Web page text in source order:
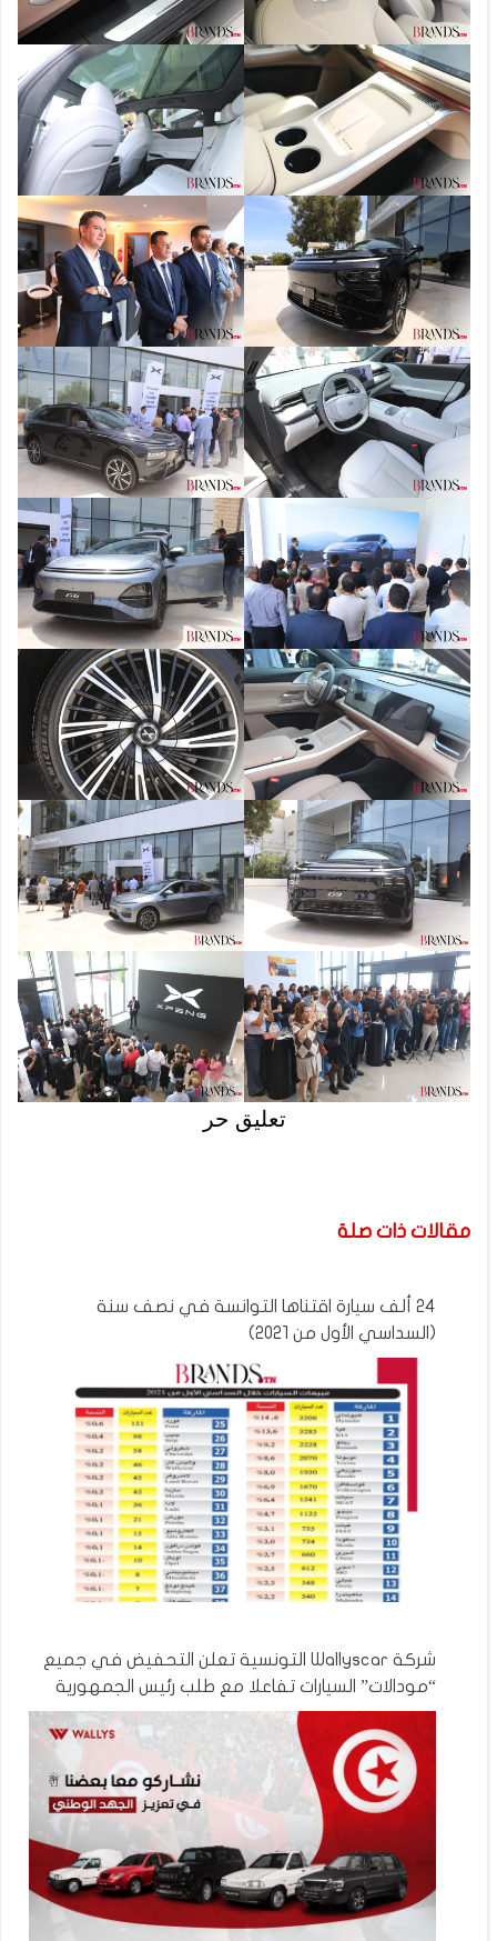
تعليق حر
مقالات ذات صلة
24 ألف سيارة اقتناها التوانسة في نصف سنة
(السداسي الأول من 2021)
شركة Wallyscar التونسية تعلن التحفيض في جميع
“مودالات” السيارات تفاعلا مع طلب رئيس الجمهورية